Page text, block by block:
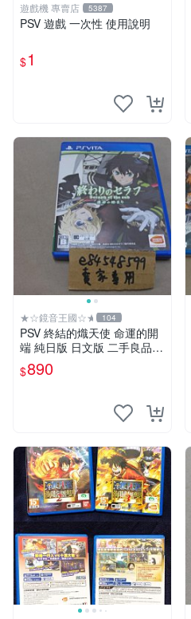
遊戲機 專賣店 5387
PSV 遊戲 一次性 使用說明
$1
★☆鏡音王國☆★ 104
PSV 終結的熾天使 命運的開
端 純日版 日文版 二手良品
終わりのセラフ 運命の始ま
り
$890